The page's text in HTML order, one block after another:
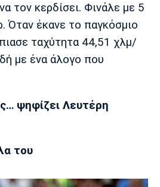
τον κερδίσει. Φινάλε με 5
Όταν έκανε το παγκόσμιο
ταχύτητα 44,51 χλμ/
με ένα άλογο που
ψηφίζει Λευτέρη
του